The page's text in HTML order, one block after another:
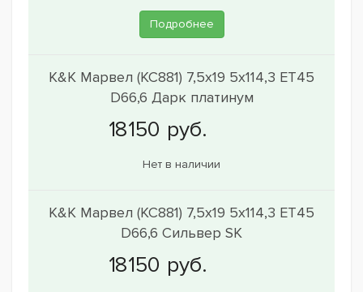
Подробнее
K&K Марвел (КС881) 7,5x19 5x114,3 ET45
D66,6 Дарк платинум
Нет в наличии
K&K Марвел (КС881) 7,5x19 5x114,3 ET45
D66,6 Сильвер SK